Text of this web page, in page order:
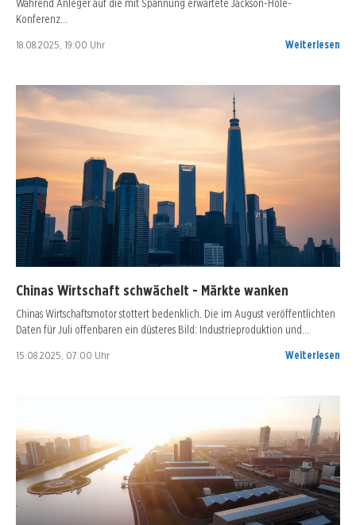
Konferenz…
18.08.2025, 19:00 Uhr Weiterlesen
Chinas Wirtschaft schwächelt - Märkte wanken
Chinas Wirtschaftsmotor stottert bedenklich. Die im August veröffentlichten
Daten für Juli offenbaren ein düsteres Bild: Industrieproduktion und…
15.08.2025, 07:00 Uhr Weiterlesen